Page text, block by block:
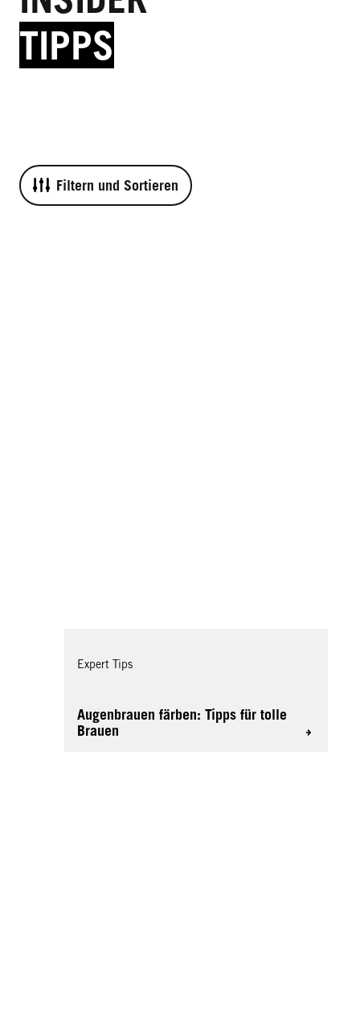
TIPPS
Filtern und Sortieren
Expert Tips
Augenbrauen färben: Tipps für tolle
Brauen